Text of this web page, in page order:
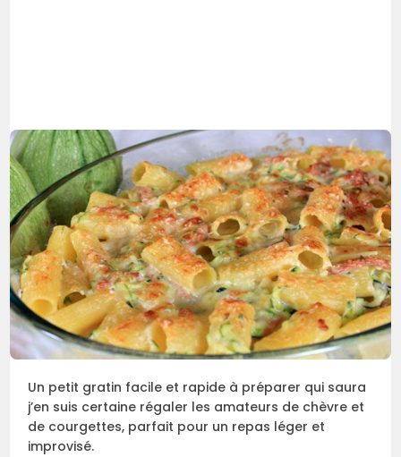
Un petit gratin facile et rapide à préparer qui saura
j’en suis certaine régaler les amateurs de chèvre et
de courgettes, parfait pour un repas léger et
improvisé.